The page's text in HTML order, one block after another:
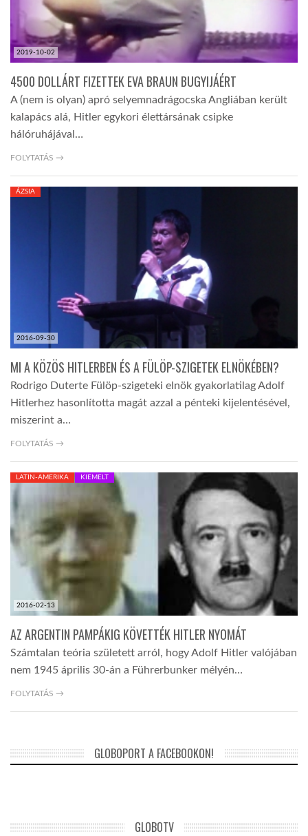
A VILÁG ITTHON
GLOBOTV BP
AFRIKA TUDÁSTÁR
LINKTR.EE
GLOBOZSARU
DOBRAVERO.HU
LATIMO.HU
GLOBOBOOK
2019-10-02
4500 DOLLÁRT FIZETTEK EVA BRAUN BUGYIJÁÉRT
A (nem is olyan) apró selyemnadrágocska Angliában került
kalapács alá, Hitler egykori élettársának csipke
hálóruhájával…
FOLYTATÁS →
2016-09-30
ÁZSIA
MI A KÖZÖS HITLERBEN ÉS A FÜLÖP-SZIGETEK ELNÖKÉBEN?
Rodrigo Duterte Fülöp-szigeteki elnök gyakorlatilag Adolf
Hitlerhez hasonlította magát azzal a pénteki kijelentésével,
miszerint a…
FOLYTATÁS →
2016-02-13
LATIN-AMERIKA KIEMELT
AZ ARGENTIN PAMPÁKIG KÖVETTÉK HITLER NYOMÁT
Számtalan teória született arról, hogy Adolf Hitler valójában
nem 1945 április 30-án a Führerbunker mélyén…
FOLYTATÁS →
GLOBOPORT A FACEBOOKON!
GLOBOTV